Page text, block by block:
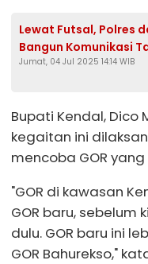
Lewat Futsal, Polres
Bangun Komunikasi
Jumat, 04 Jul 2025 14:14 WIB
Bupati Kendal, Dico
kegaitan ini
mencoba GOR
"GOR di kawasan
GOR baru, sebelum
dulu. GOR baru ini
GOR Bahurekso,"